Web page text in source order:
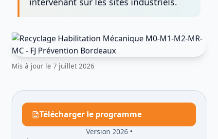
Mis à jour le 7 juillet 2026
Télécharger le programme
Version 2026 •